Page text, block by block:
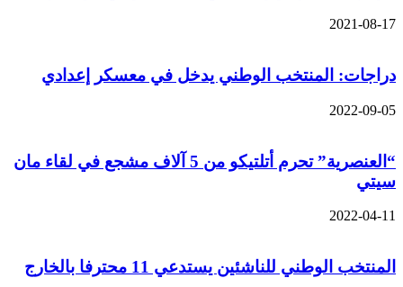
2021-08-17
دراجات: المنتخب الوطني يدخل في معسكر إعدادي
2022-09-05
“العنصرية” تحرم أتلتيكو من 5 آلاف مشجع في لقاء مان
سيتي
2022-04-11
المنتخب الوطني للناشئين يستدعي 11 محترفا بالخارج